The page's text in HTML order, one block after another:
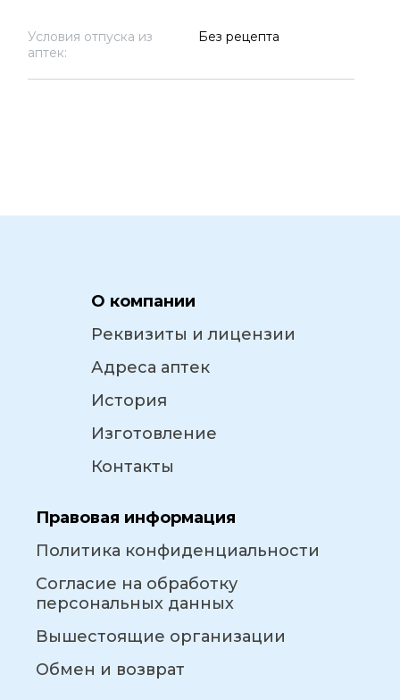
Условия отпуска из
аптек:
Без рецепта
О компании
Реквизиты и лицензии
Адреса аптек
История
Изготовление
Контакты
Правовая информация
Политика конфиденциальности
Согласие на обработку
персональных данных
Вышестоящие организации
Обмен и возврат